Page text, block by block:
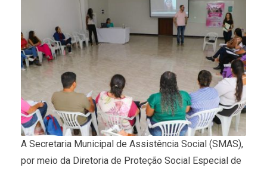
A Secretaria Municipal de Assistência Social (SMAS),
por meio da Diretoria de Proteção Social Especial de